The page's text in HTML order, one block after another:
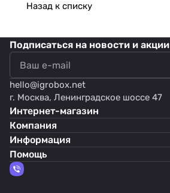
Назад к списку
Подписаться на новости и акции
hello@igrobox.net
г. Москва, Ленинградское шоссе 47
Интернет-магазин
Компания
Информация
Помощь